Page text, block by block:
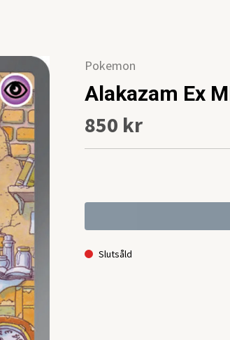
Pokemon
Alakazam Ex
850 kr
Slutsåld